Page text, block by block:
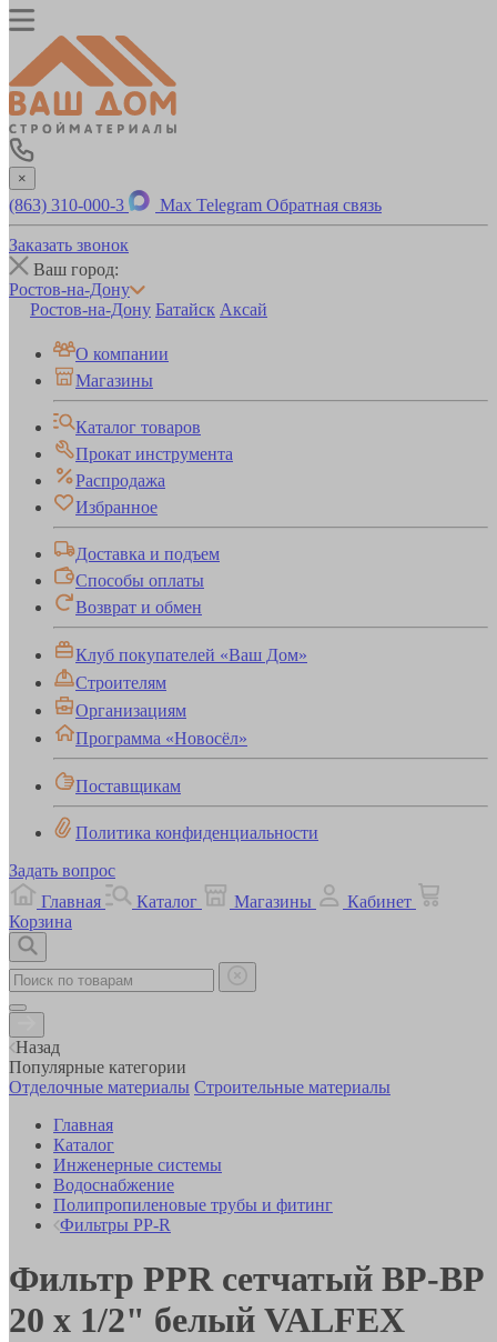
×
(863) 310-000-3 Max Telegram Обратная связь
Заказать звонок
Ваш город:
Ростов-на-Дону
Ростов-на-Дону Батайск Аксай
О компании
Магазины
Каталог товаров
Прокат инструмента
Распродажа
Избранное
Доставка и подъем
Способы оплаты
Возврат и обмен
Клуб покупателей «Ваш Дом»
Строителям
Организациям
Программа «Новосёл»
Поставщикам
Политика конфиденциальности
Задать вопрос
Главная
Каталог Магазины
Кабинет
Корзина
Назад
Популярные категории
Отделочные материалы Строительные материалы
Главная
Каталог
Инженерные системы
Водоснабжение
Полипропиленовые трубы и фитинг
Фильтры PP-R
Фильтр PPR сетчатый ВР-ВР
20 х 1/2" белый VALFEX